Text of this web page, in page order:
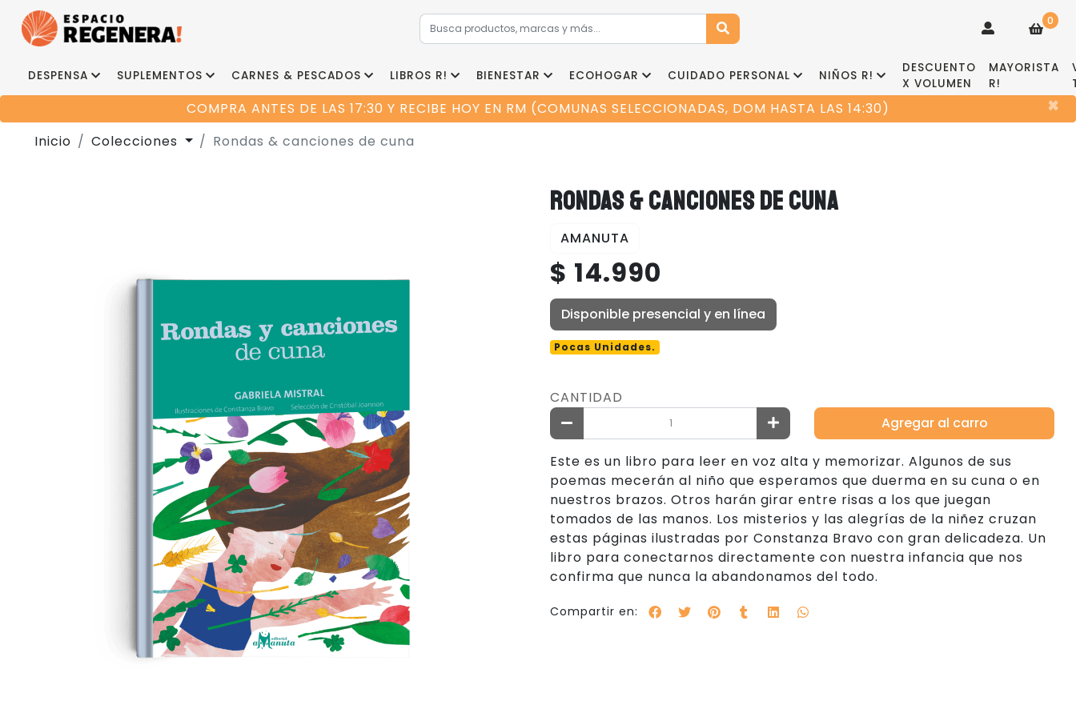
0
DESPENSA SUPLEMENTOS CARNES & PESCADOS LIBROS R! BIENESTAR ECOHOGAR CUIDADO PERSONAL NIÑOS R!
DESCUENTO
X VOLUMEN
MAYORISTA
R!
COMPRA ANTES DE LAS 17:30 Y RECIBE HOY EN RM (COMUNAS SELECCIONADAS, DOM HASTA LAS 14:30) ×
Inicio Colecciones Rondas & canciones de cuna
RONDAS & CANCIONES DE CUNA
AMANUTA
$ 14.990
Disponible presencial y en línea
Pocas Unidades.
CANTIDAD
Agregar al carro
Este es un libro para leer en voz alta y memorizar. Algunos de sus
poemas mecerán al niño que esperamos que duerma en su cuna o en
nuestros brazos. Otros harán girar entre risas a los que juegan
tomados de las manos. Los misterios y las alegrías de la niñez cruzan
estas páginas ilustradas por Constanza Bravo con gran delicadeza. Un
libro para conectarnos directamente con nuestra infancia que nos
confirma que nunca la abandonamos del todo.
Compartir en: